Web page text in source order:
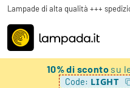
Lampade di alta qualità +++
10% di sconto su
Code: LIGHT